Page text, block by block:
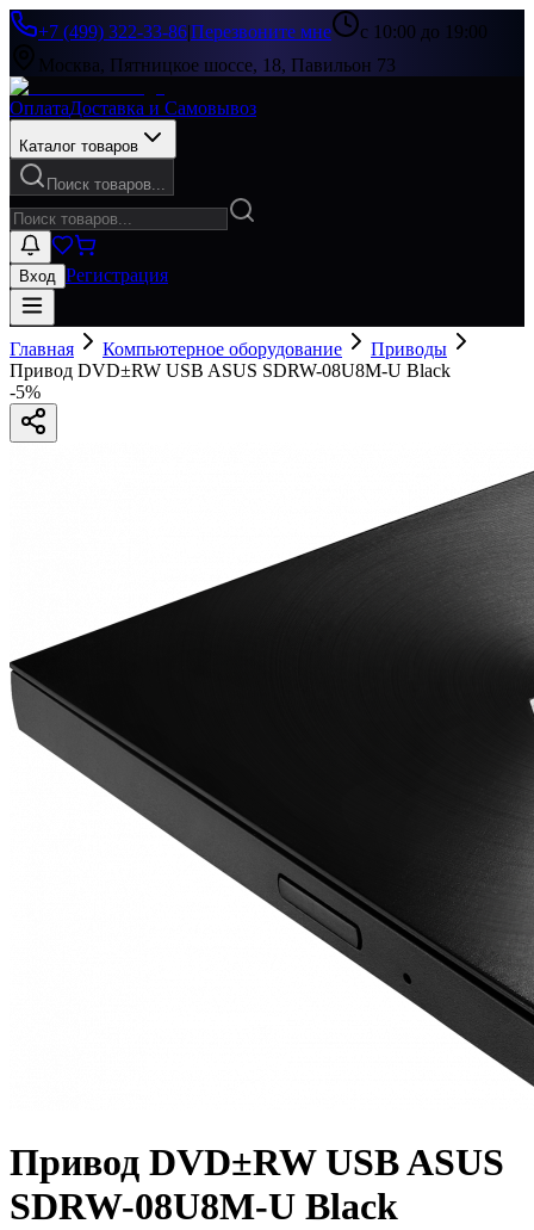
+7 (499) 322-33-86|Перезвоните мне
с 10:00 до 19:00
Москва, Пятницкое шоссе, 18, Павильон 73
ОплатаДоставка и Самовывоз
Каталог товаров
Поиск товаров...
Вход Регистрация
Главная Компьютерное оборудование
Приводы
Привод DVD±RW USB ASUS SDRW-08U8M-U Black
-5%
Привод DVD±RW USB ASUS
SDRW-08U8M-U Black